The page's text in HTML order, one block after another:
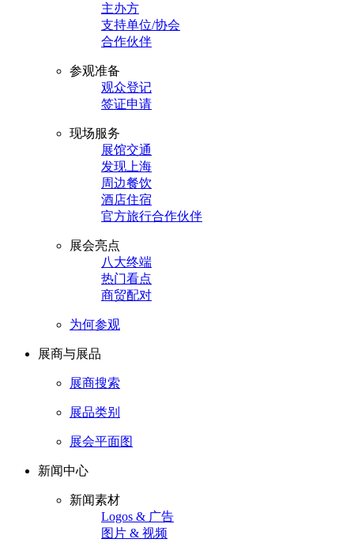
主办方
支持单位/协会
合作伙伴
参观准备
观众登记
签证申请
现场服务
展馆交通
发现上海
周边餐饮
酒店住宿
官方旅行合作伙伴
展会亮点
八大终端
热门看点
商贸配对
为何参观
展商与展品
展商搜索
展品类别
展会平面图
新闻中心
新闻素材
Logos & 广告
图片 & 视频